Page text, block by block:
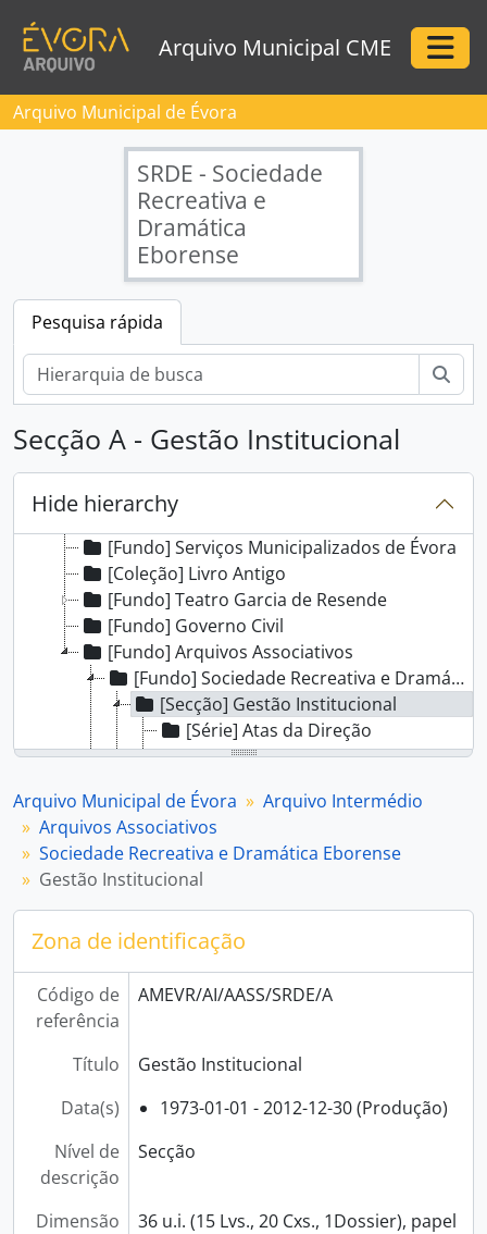
Arquivo Municipal CME
Arquivo Municipal de Évora
SRDE - Sociedade
Recreativa e
Dramática
Eborense
Pesquisa rápida
Secção A - Gestão Institucional
Hide hierarchy
[Instituição arquivística] Arquivo Municipal de Évora
[Arquivo Intermédio] Arquivo Intermédio
[Fundo] Câmara Municipal de Évora
[Fundo] Serviços Municipalizados de Évora
[Coleção] Livro Antigo
[Fundo] Teatro Garcia de Resende
[Fundo] Governo Civil
[Fundo] Arquivos Associativos
[Fundo] Sociedade Recreativa e Dramática Eborense
[Secção] Gestão Institucional
[Série] Atas da Direção
[Série] Atas da Assembleia Geral
[Secção] Gestão dos Associados
[Secção] Gestão Administrativa
[Secção] Gestão Financeira
[Secção] Atividades e Iniciativas
[Fundo] Lusitano Ginásio Clube
[Fundo] Associação Comercial do Distrito de Évora
Arquivo Municipal de Évora
Arquivo Intermédio
Arquivos Associativos
Sociedade Recreativa e Dramática Eborense
Gestão Institucional
Zona de identificação
Código de
referência
AMEVR/AI/AASS/SRDE/A
Título
Gestão Institucional
Data(s)
1973-01-01 - 2012-12-30 (Produção)
Nível de
descrição
Secção
Dimensão
36 u.i. (15 Lvs., 20 Cxs., 1Dossier), papel